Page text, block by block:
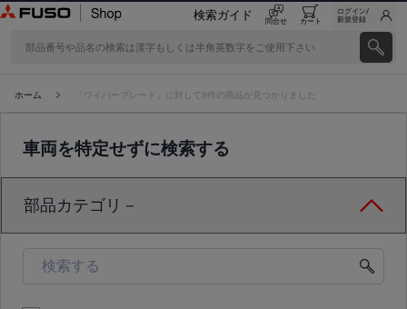
検索ガイド 問合せ カート
ログイン/
新規登録
ホーム 「ワイパーブレード」に対して8件の商品が見つかりました
車両を特定せずに検索する
部品カテゴリ－